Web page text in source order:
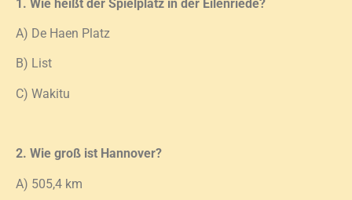
1. Wie heißt der Spielplatz in der Eilenriede?
A) De Haen Platz
B) List
C) Wakitu
2. Wie groß ist Hannover?
A) 505,4 km